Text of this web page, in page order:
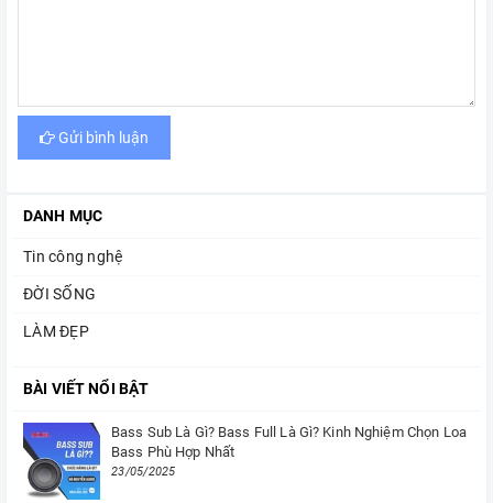
Gửi bình luận
DANH MỤC
Tin công nghệ
ĐỜI SỐNG
LÀM ĐẸP
BÀI VIẾT NỔI BẬT
Bass Sub Là Gì? Bass Full Là Gì? Kinh Nghiệm Chọn Loa
Bass Phù Hợp Nhất
23/05/2025